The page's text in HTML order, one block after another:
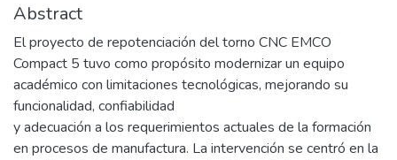
Abstract
El proyecto de repotenciación del torno CNC EMCO
Compact 5 tuvo como propósito modernizar un equipo
académico con limitaciones tecnológicas, mejorando su
funcionalidad, confiabilidad
y adecuación a los requerimientos actuales de la formación
en procesos de manufactura. La intervención se centró en la